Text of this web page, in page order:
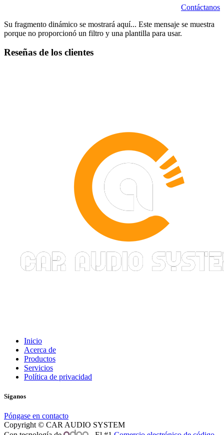
Contáctanos
Su fragmento dinámico se mostrará aquí... Este mensaje se muestra
porque no proporcionó un filtro y una plantilla para usar.
Reseñas de los clientes
Inicio
Acerca de
Productos
Servicios
Política de privacidad
Síganos
Póngase en contacto
Copyright © CAR AUDIO SYSTEM